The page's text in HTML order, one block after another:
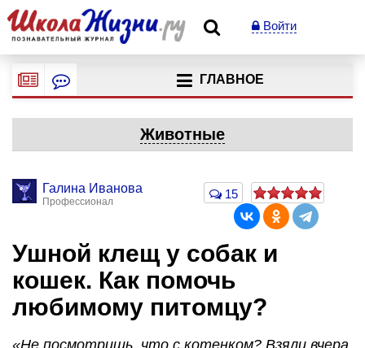
Войти
ГЛАВНОЕ
Животные
Галина Иванова
Профессионал
15
Ушной клещ у собак и
кошек. Как помочь
любимому питомцу?
«Не посмотришь, что с котенком? Взяли вчера